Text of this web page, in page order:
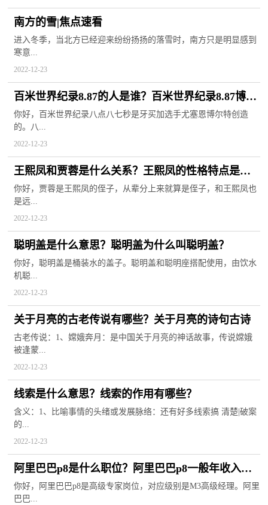
南方的雪|焦点速看
进入冬季，当北方已经迎来纷纷扬扬的落雪时，南方只是明显感到
寒意...
2022-12-23
百米世界纪录8.87的人是谁？百米世界纪录8.87博尔
特时速是多少？
你好，百米世界纪录八点八七秒是牙买加选手尤塞恩博尔特创造
的。八...
2022-12-23
王熙凤和贾蓉是什么关系？王熙凤的性格特点是什
么？
你好，贾蓉是王熙凤的侄子，从辈分上来就算是侄子，和王熙凤也
是远...
2022-12-23
聪明盖是什么意思？聪明盖为什么叫聪明盖？
你好，聪明盖是桶装水的盖子。聪明盖和聪明座搭配使用，由饮水
机聪...
2022-12-23
关于月亮的古老传说有哪些？关于月亮的诗句古诗
古老传说：1、嫦娥奔月：是中国关于月亮的神话故事，传说嫦娥
被逢蒙...
2022-12-23
线索是什么意思？线索的作用有哪些？
含义：1、比喻事情的头绪或发展脉络：还有好多线索搞 清楚|破案
的...
2022-12-23
阿里巴巴p8是什么职位？阿里巴巴p8一般年收入是
多少？
你好，阿里巴巴p8是高级专家岗位，对应级别是M3高级经理。阿里
巴巴...